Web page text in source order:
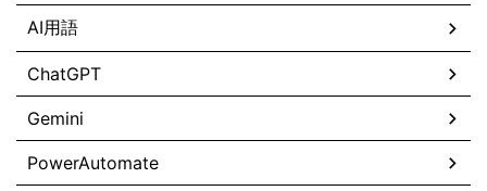
AI用語
ChatGPT
Gemini
PowerAutomate